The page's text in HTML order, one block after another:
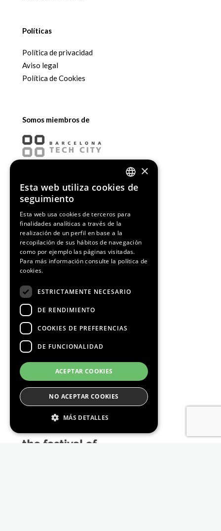
Políticas
Política de privacidad
Aviso legal
Política de Cookies
Somos miembros de
Media Partners
ENGLISH
×
Esta web utiliza cookies de
seguimiento
Esta web usa cookies de terceros para
finalidades analíticas a través de la
realización de un perfil en base a la
recopilación de sus hábitos de navegación
como por ejemplo las páginas visitadas.
Para más información consulte la política de
cookies.
ESTRICTAMENTE NECESARIO
DE RENDIMIENTO
COOKIES DE PREFERENCIAS
DE FUNCIONALIDAD
ACEPTAR COOKIES
NO ACEPTAR COOKIES
MÁS DETALLES